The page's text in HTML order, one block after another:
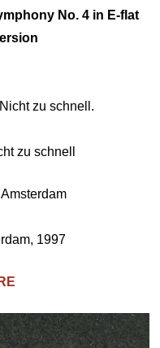
No. 4 in E-flat
zu schnell.
zu schnell
1997